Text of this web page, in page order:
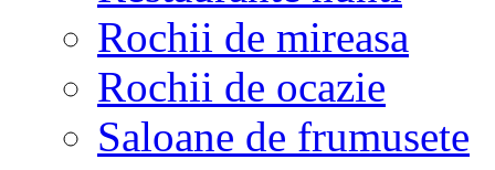
Rochii de mireasa
Rochii de ocazie
Saloane de frumusete